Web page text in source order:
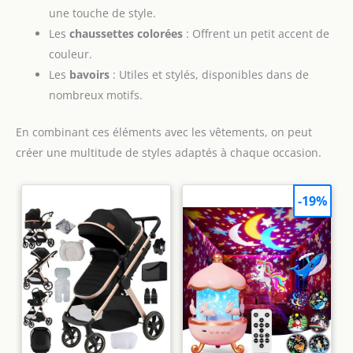
une touche de style.
Les chaussettes colorées : Offrent un petit accent de
couleur.
Les bavoirs : Utiles et stylés, disponibles dans de
nombreux motifs.
En combinant ces éléments avec les vêtements, on peut
créer une multitude de styles adaptés à chaque occasion.
-19%